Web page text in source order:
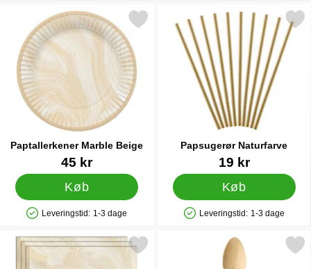
Paptallerkener Marble Beige
Varenr 4197245 kr
Køb
Produkttilgængelighed: På lager
Leveringstid: 1-3 dage
Markér paptallerkener Marble Beige som favorit
Papsugerør Naturfarve
Varenr 3310619 kr
Køb
Produkttilgængelighed: På lager
Leveringstid: 1-3 dage
Markér papsugerør
Markér servietter Marble Beige som favorit
Markér komposterbare Små